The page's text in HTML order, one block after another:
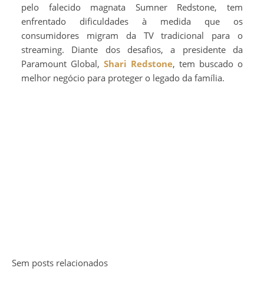
pelo falecido magnata Sumner Redstone, tem
enfrentado dificuldades à medida que os
consumidores migram da TV tradicional para o
streaming. Diante dos desafios, a presidente da
Paramount Global, Shari Redstone, tem buscado o
melhor negócio para proteger o legado da família.
Sem posts relacionados